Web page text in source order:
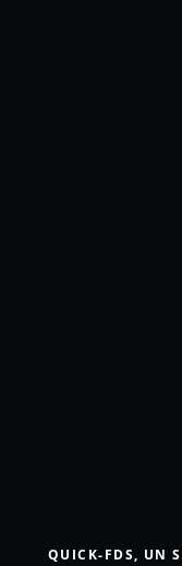
QUICK-FDS, UN